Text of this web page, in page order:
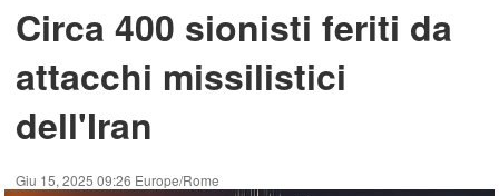
Circa 400 sionisti feriti da
attacchi missilistici
dell'Iran
Giu 15, 2025 09:26 Europe/Rome